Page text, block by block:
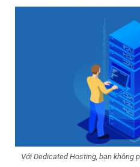
Với Dedicated Hosting, bạn không